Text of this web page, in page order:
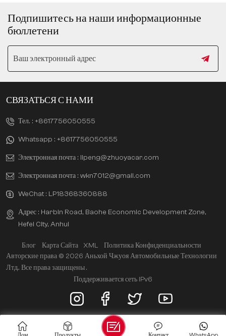
Подпишитесь на наши информационные
бюллетени
СВЯЗАТЬСЯ С НАМИ
Тел. : +8617756050555
Whatsapp : +8617756050555
Электронная почта : lipeng@zhuoyacar.com
Электронная почта : wkn7012@gmail.com
WeChat : LP18368360888
Адрес : Harbin Road, Baohe Economic Development Zone,
Hefei City, Anhui
Блог Карта Сайта XML
Политика Конфиденциальности
Авторские права © 2026 Аньхой Чжуоя Автомобильные Технологии
Лтд.. Все права защищены .
Поддерживается сеть IPv6